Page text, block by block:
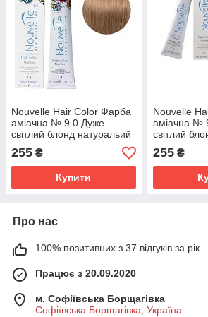
Nouvelle Hair Color Фарба
аміачна № 9.0 Дуже
світлий блонд натуральий
255 ₴
Купити
Nouvelle
аміачна №
світлий
255₴
Про нас
100% позитивних з 37 відгуків за рік
Працює з 20.09.2020
м. Софіївська Борщагівка
Софіївська Борщагівка, Україна